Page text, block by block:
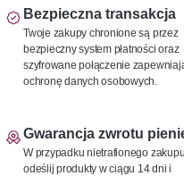
Bezpieczna transakcja
Twoje zakupy chronione są przez
bezpieczny system płatności oraz
szyfrowane połączenie
ochronę danych osobowych.
Gwarancja zwrotu
W przypadku nietrafionego zakupu
odeślij produkty w ciągu 14 dni i